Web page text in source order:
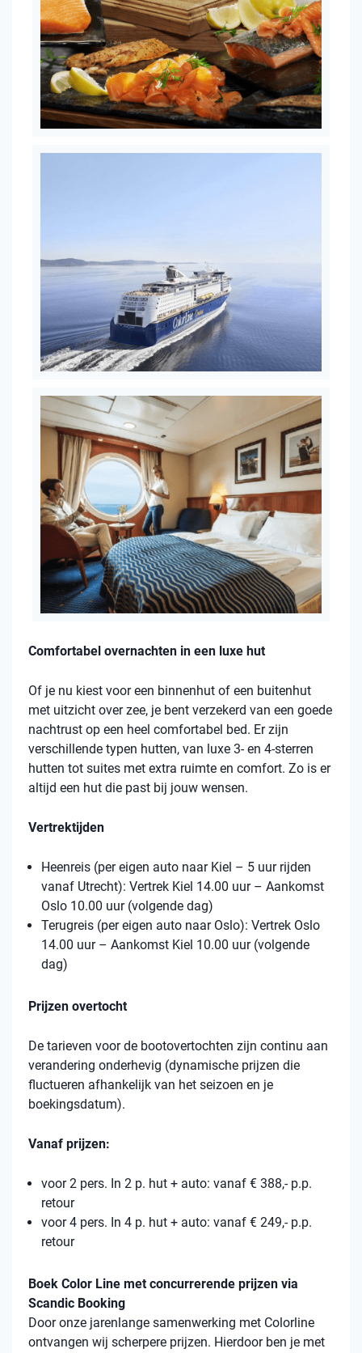
Comfortabel overnachten in een luxe hut
Of je nu kiest voor een binnenhut of een buitenhut
met uitzicht over zee, je bent verzekerd van een goede
nachtrust op een heel comfortabel bed. Er zijn
verschillende typen hutten, van luxe 3- en 4-sterren
hutten tot suites met extra ruimte en comfort. Zo is er
altijd een hut die past bij jouw wensen.
Vertrektijden
Heenreis (per eigen auto naar Kiel – 5 uur rijden
vanaf Utrecht): Vertrek Kiel 14.00 uur – Aankomst
Oslo 10.00 uur (volgende dag)
Terugreis (per eigen auto naar Oslo): Vertrek Oslo
14.00 uur – Aankomst Kiel 10.00 uur (volgende
dag)
Prijzen overtocht
De tarieven voor de bootovertochten zijn continu aan
verandering onderhevig (dynamische prijzen die
fluctueren afhankelijk van het seizoen en je
boekingsdatum).
Vanaf prijzen:
voor 2 pers. In 2 p. hut + auto: vanaf € 388,- p.p.
retour
voor 4 pers. In 4 p. hut + auto: vanaf € 249,- p.p.
retour
Boek Color Line met concurrerende prijzen via
Scandic Booking
Door onze jarenlange samenwerking met Colorline
ontvangen wij scherpere prijzen. Hierdoor ben je met